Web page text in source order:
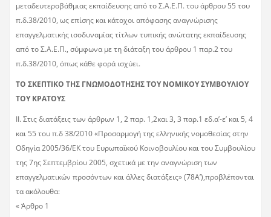
μεταδευτεροβάθμιας εκπαίδευσης από το Σ.Α.Ε.Π. του άρθρου 55 του
π.δ.38/2010, ως επίσης και κάτοχοι απόφασης αναγνώρισης
επαγγελματικής ισοδυναμίας τίτλων τυπικής ανώτατης εκπαίδευσης
από το Σ.Α.Ε.Π., σύμφωνα με τη διάταξη του άρθρου 1 παρ.2 του
π.δ.38/2010, όπως κάθε φορά ισχύει.
ΤΟ ΣΚΕΠΤΙΚΟ ΤΗΣ ΓΝΩΜΟΔΟΤΗΣΗΣ ΤΟΥ ΝΟΜΙΚΟΥ ΣΥΜΒΟΥΛΙΟΥ
ΤΟΥ ΚΡΑΤΟΥΣ
ΙΙ. Στις διατάξεις των άρθρων 1, 2 παρ. 1,2και 3, 3 παρ.1 εδ.α’-ε’ και 5, 4
και 55 του π.δ 38/2010 «Προσαρμογή της ελληνικής νομοθεσίας στην
Οδηγία 2005/36/ΕΚ του Ευρωπαϊκού Κοινοβουλίου και του Συμβουλίου
της 7ης Σεπτεμβρίου 2005, σχετικά με την αναγνώριση των
επαγγελματικών προσόντων και άλλες διατάξεις» (78Α’),προβλέπονται
τα ακόλουθα:
« Άρθρο 1